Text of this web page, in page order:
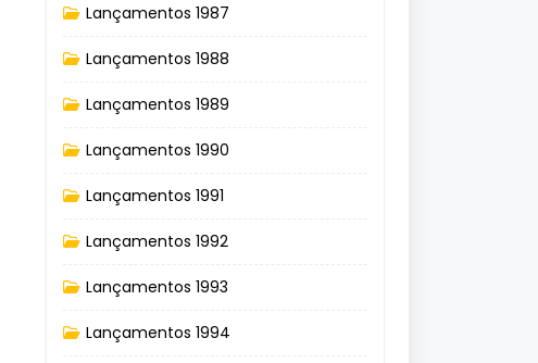
Lançamentos 1987
Lançamentos 1988
Lançamentos 1989
Lançamentos 1990
Lançamentos 1991
Lançamentos 1992
Lançamentos 1993
Lançamentos 1994